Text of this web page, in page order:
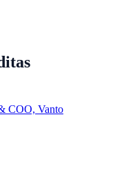
COO, Vanto